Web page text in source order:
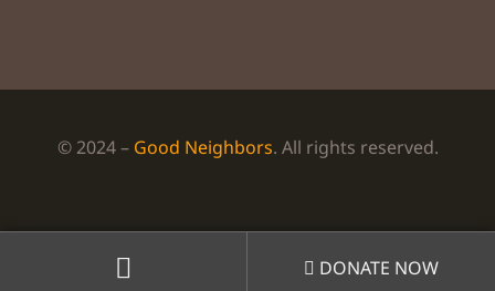
© 2024 – Good Neighbors. All rights reserved.
DONATE NOW